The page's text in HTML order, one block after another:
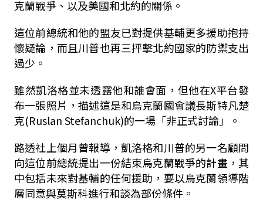
克蘭戰爭、以及美國和北約的關係。
這位前總統和他的盟友已對提供基輔更多援助抱持
懷疑論，而且川普也再三抨擊北約國家的防禦支出
過少。
雖然凱洛格並未透露他和誰會面，但他在X平台發
布一張照片，描述這是和烏克蘭國會議長斯特凡楚
克(Ruslan Stefanchuk)的一場「非正式討論」。
路透社上個月曾報導，凱洛格和川普的另一名顧問
向這位前總統提出一份結束烏克蘭戰爭的計畫，其
中包括未來對基輔的任何援助，要以烏克蘭領導階
層同意與莫斯科進行和談為部份條件。